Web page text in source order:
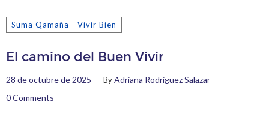
Suma Qamaña - Vivir Bien
El camino del Buen Vivir
28 de octubre de 2025 ByAdriana Rodriguez Salazar
0 Comments